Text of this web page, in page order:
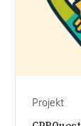
Projekt